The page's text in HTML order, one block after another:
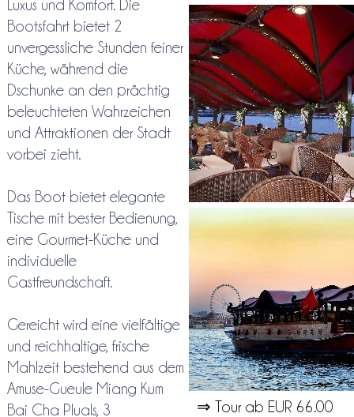
⇒ Tour ab EUR 66.00
Luxus und Komfort. Die
Bootsfahrt bietet 2
unvergessliche Stunden feiner
Küche, während die
Dschunke an den prächtig
beleuchteten Wahrzeichen
und Attraktionen der Stadt
vorbei zieht.
Das Boot bietet elegante
Tische mit bester Bedienung,
eine Gourmet-Küche und
individuelle
Gastfreundschaft.
Gereicht wird eine vielfältige
und reichhaltige, frische
Mahlzeit bestehend aus dem
Amuse-Gueule Miang Kum
Bai Cha Pluals, 3